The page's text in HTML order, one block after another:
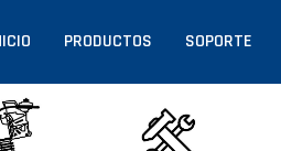
PRODUCTOS SOPORTE